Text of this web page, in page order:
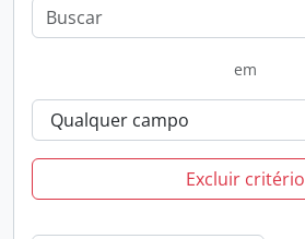
em
Excluir critério